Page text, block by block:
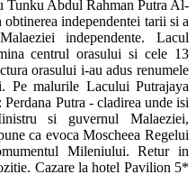
Abdul Rahman Putra Al-
independentei tarii si a
independente. Lacul
centrul orasului si cele 13
orasului i-au adus renumele
Pe malurile Lacului Putrajaya
Putra - cladirea unde isi
si guvernul Malaeziei,
ca evoca Moscheea Regelui
Mileniului. Retur in
Cazare la hotel Pavilion 5*